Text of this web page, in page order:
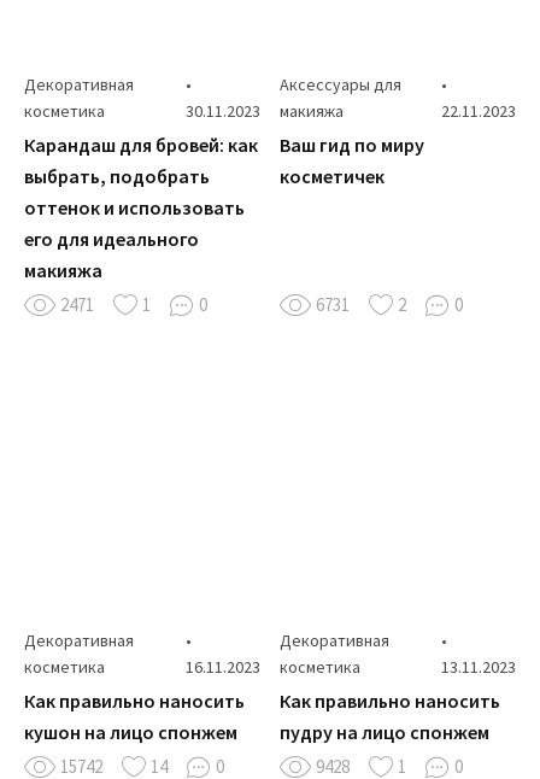
Декоративная
косметика
•
30.11.2023
Карандаш для бровей: как
выбрать, подобрать
оттенок и использовать
его для идеального
макияжа
2471 1 0
Аксессуары для
макияжа
•
22.11.2023
Ваш гид по миру
косметичек
6731 2 0
Декоративная
косметика
•
16.11.2023
Как правильно наносить
кушон на лицо спонжем
15742 14 0
Декоративная
косметика
•
13.11.2023
Как правильно наносить
пудру на лицо спонжем
9428 1 0